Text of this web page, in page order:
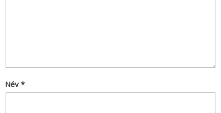
Név *